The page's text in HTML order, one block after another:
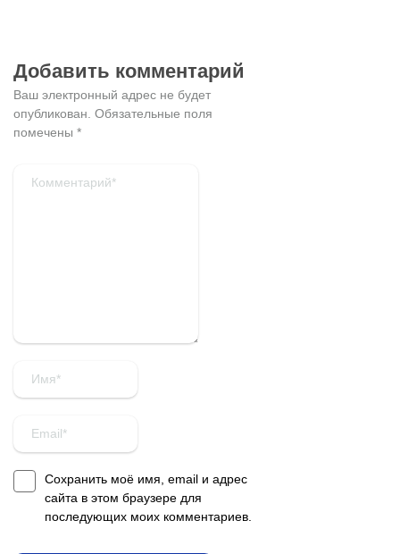
Добавить комментарий
Ваш электронный адрес не будет
опубликован. Обязательные поля
помечены *
Сохранить моё имя, email и адрес
сайта в этом браузере для
последующих моих комментариев.